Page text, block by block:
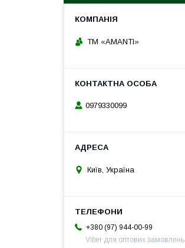
TM «AMANTI»
0979330099
Київ, Україна
+380 (97) 944-00-99
Viber для оптових замовлень